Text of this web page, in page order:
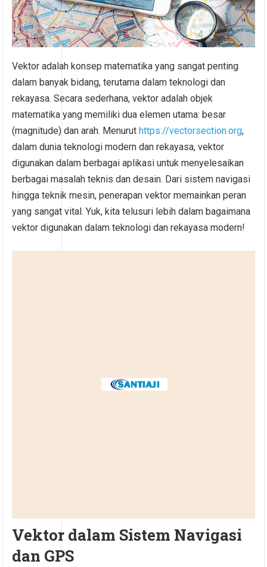
Vektor adalah konsep matematika yang sangat penting
dalam banyak bidang, terutama dalam teknologi dan
rekayasa. Secara sederhana, vektor adalah objek
matematika yang memiliki dua elemen utama: besar
(magnitude) dan arah. Menurut https://vectorsection.org,
dalam dunia teknologi modern dan rekayasa, vektor
digunakan dalam berbagai aplikasi untuk menyelesaikan
berbagai masalah teknis dan desain. Dari sistem navigasi
hingga teknik mesin, penerapan vektor memainkan peran
yang sangat vital. Yuk, kita telusuri lebih dalam bagaimana
vektor digunakan dalam teknologi dan rekayasa modern!
Vektor dalam Sistem Navigasi
dan GPS